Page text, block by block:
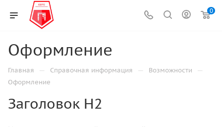
0
Оформление
Главная — Справочная информация — Возможности —
Оформление
Заголовок H2